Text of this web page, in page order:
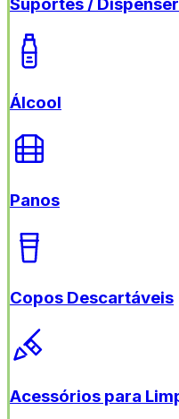
Álcool
Panos
Copos Descartáveis
Acessórios para